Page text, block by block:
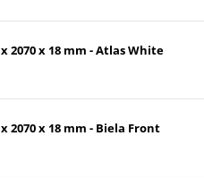
x 2070 x 18 mm - Atlas White
x 2070 x 18 mm - Biela Front